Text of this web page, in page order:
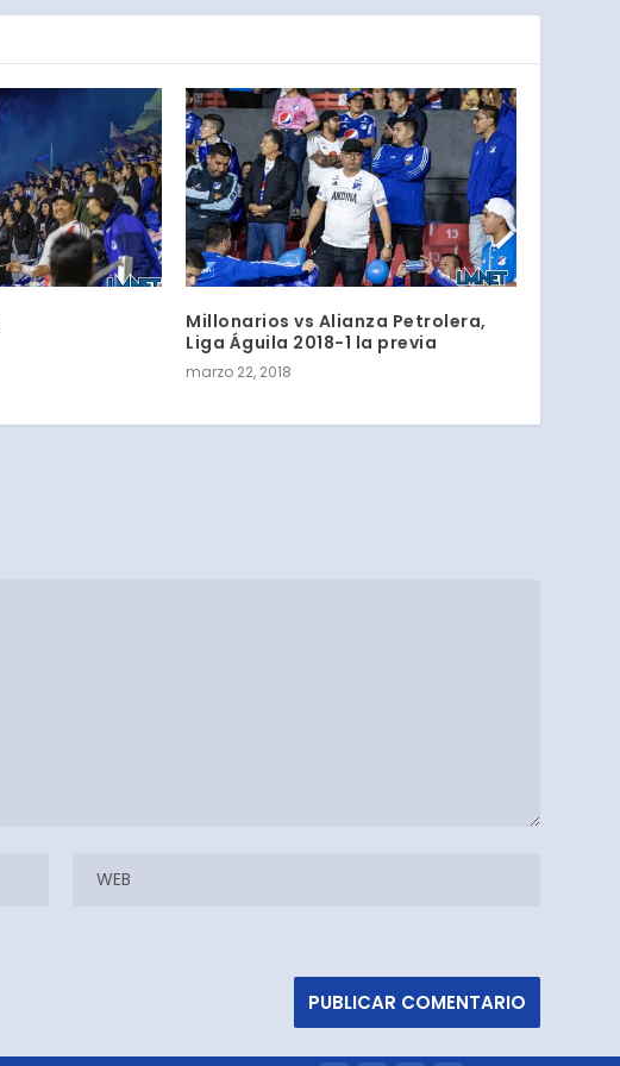
Millonarios vs Alianza Petrolera,
Liga Águila 2018-1 la previa
marzo 22, 2018